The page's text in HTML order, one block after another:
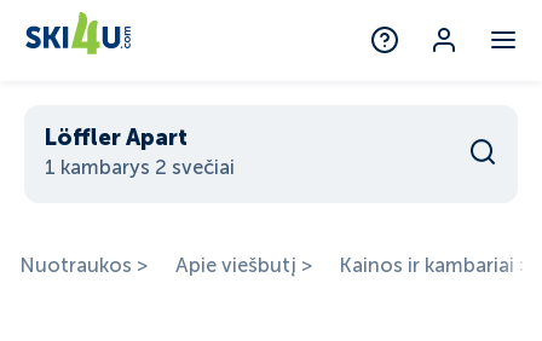
Löffler Apart
1 kambarys 2 svečiai
Nuotraukos > Apie viešbutį > Kainos ir kambariai >